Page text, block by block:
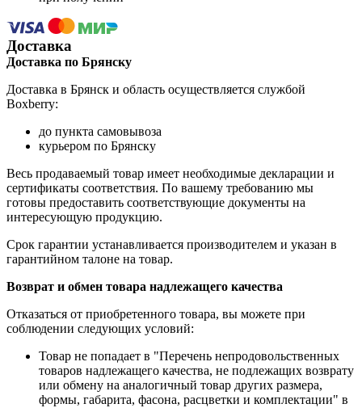
Доставка
Доставка по Брянску
Доставка в Брянск и область осуществляется службой
Boxberry:
до пункта самовывоза
курьером по Брянску
Весь продаваемый товар имеет необходимые декларации и
сертификаты соответствия. По вашему требованию мы
готовы предоставить соответствующие документы на
интересующую продукцию.
Срок гарантии устанавливается производителем и указан в
гарантийном талоне на товар.
Возврат и обмен товара надлежащего качества
Отказаться от приобретенного товара, вы можете при
соблюдении следующих условий:
Товар не попадает в "Перечень непродовольственных
товаров надлежащего качества, не подлежащих возврату
или обмену на аналогичный товар других размера,
формы, габарита, фасона, расцветки и комплектации" в